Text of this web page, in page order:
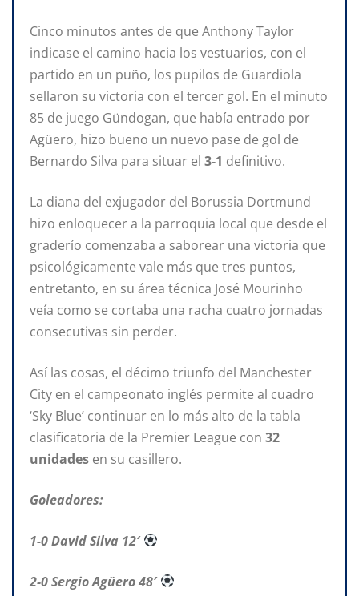
Cinco minutos antes de que Anthony Taylor
indicase el camino hacia los vestuarios, con el
partido en un puño, los pupilos de Guardiola
sellaron su victoria con el tercer gol. En el minuto
85 de juego Gündogan, que había entrado por
Agüero, hizo bueno un nuevo pase de gol de
Bernardo Silva para situar el 3-1 definitivo.
La diana del exjugador del Borussia Dortmund
hizo enloquecer a la parroquia local que desde el
graderío comenzaba a saborear una victoria que
psicológicamente vale más que tres puntos,
entretanto, en su área técnica José Mourinho
veía como se cortaba una racha cuatro jornadas
consecutivas sin perder.
Así las cosas, el décimo triunfo del Manchester
City en el campeonato inglés permite al cuadro
‘Sky Blue’ continuar en lo más alto de la tabla
clasificatoria de la Premier League con 32
unidades en su casillero.
Goleadores:
1-0 David Silva 12′
2-0 Sergio Agüero 48′